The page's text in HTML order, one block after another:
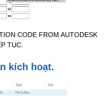
CODE FROM AUTODESK
TỤC.
kích hoạt.